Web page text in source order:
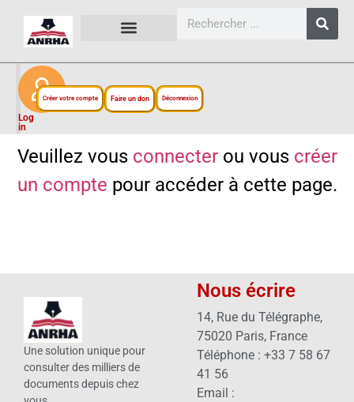
Log
in
Créer votre compte Faire un don Déconnexion
Veuillez vous connecterou vous créer
un compte pour accéder à cette page.
Une solution unique pour
consulter des milliers de
documents depuis chez
Nous écrire
14, Rue du Télégraphe,
75020 Paris, France
Téléphone : +33 7 58 67
41 56
Email :